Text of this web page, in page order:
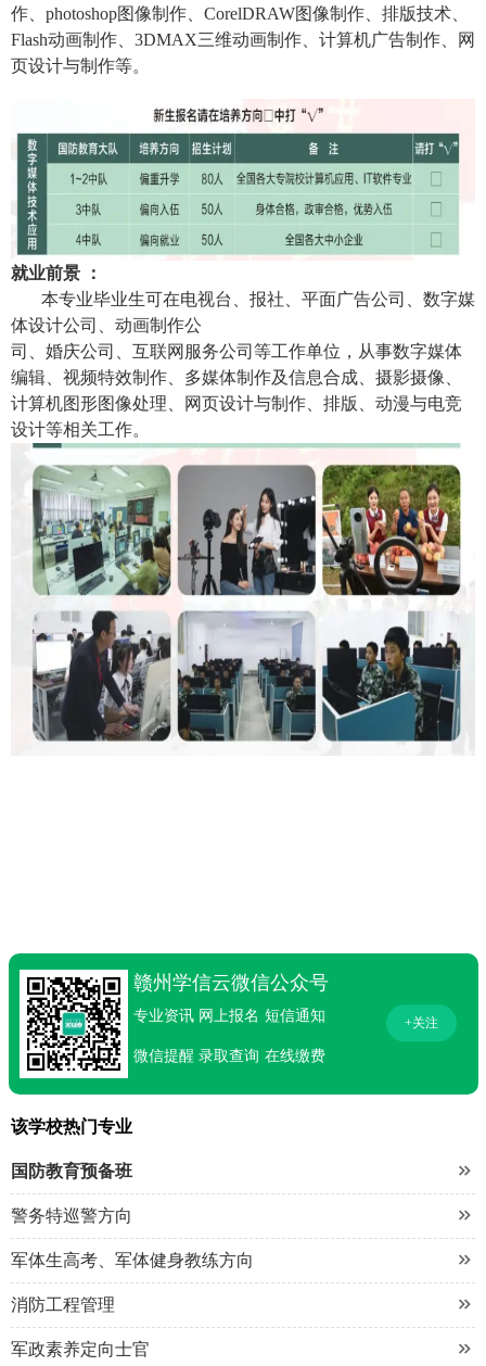
作、photoshop图像制作、CorelDRAW图像制作、排版技术、
Flash动画制作、3DMAX三维动画制作、计算机广告制作、网
页设计与制作等。
就业前景 ：
本专业毕业生可在电视台、报社、平面广告公司、数字媒
体设计公司、动画制作公
司、婚庆公司、互联网服务公司等工作单位，从事数字媒体
编辑、视频特效制作、多媒体制作及信息合成、摄影摄像、
计算机图形图像处理、网页设计与制作、排版、动漫与电竞
设计等相关工作。
赣州学信云微信公众号
专业资讯 网上报名 短信通知
微信提醒 录取查询 在线缴费
+关注
该学校热门专业

国防教育预备班

警务特巡警方向

军体生高考、军体健身教练方向

消防工程管理

军政素养定向士官